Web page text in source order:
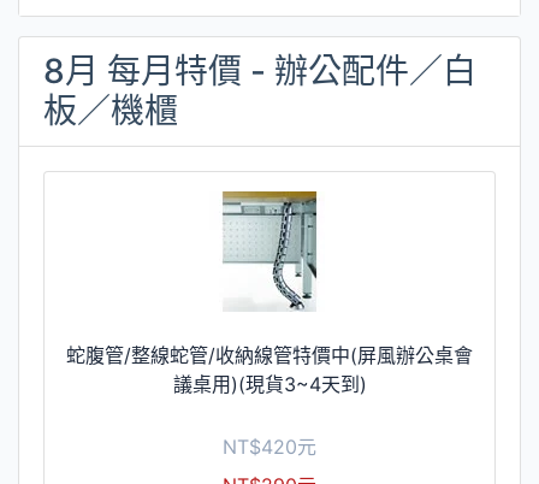
8月 每月特價 - 辦公配件／白
板／機櫃
蛇腹管/整線蛇管/收納線管特價中(屏風辦公桌會
議桌用)(現貨3~4天到)
NT$420元